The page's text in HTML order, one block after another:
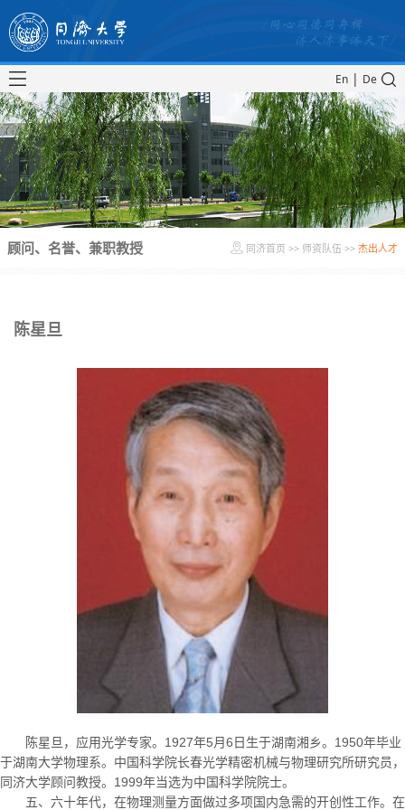
En | De
顾问、名誉、兼职教授 同济首页 >> 师资队伍 >> 杰出人才
陈星旦
陈星旦，应用光学专家。 1927年5月6 日生于湖南湘乡。 1950年毕业
于湖南大学物理系。中国科学院长春光学精密机械与物理研究所研究员，
同济大学顾问教授。 1999年当选为中国科学院院士。
五、六十年代，在物理测量方面做过多项国内急需的开创性工作。在